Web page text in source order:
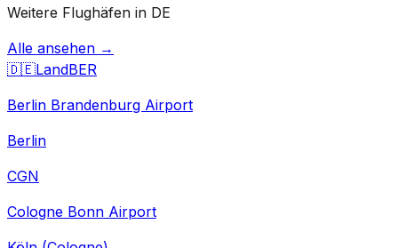
Weitere Flughäfen in DE
Alle ansehen →
🇩🇪LandBER
Berlin Brandenburg Airport
Berlin
CGN
Cologne Bonn Airport